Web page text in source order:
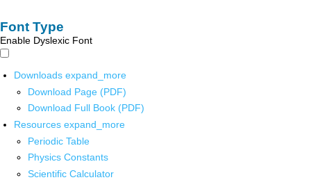
Font Type
Enable Dyslexic Font
Downloads expand_more
Download Page (PDF)
Download Full Book (PDF)
Resources expand_more
Periodic Table
Physics Constants
Scientific Calculator